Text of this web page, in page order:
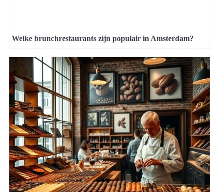
Welke brunchrestaurants zijn populair in Amsterdam?